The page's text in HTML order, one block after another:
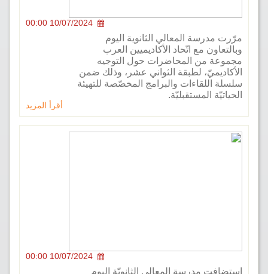
10/07/2024 00:00
المعالي الثانوية اليوم
مع اتّحاد الأكاديميين العرب
من المحاضرات حول التوجيه
لطبقة الثواني عشر، وذلك ضمن
اللقاءات والبرامج المخصّصة للتهيئة
المستقبليّة.
10/07/2024 00:00
مدرسة المعالي الثانويّة اليوم